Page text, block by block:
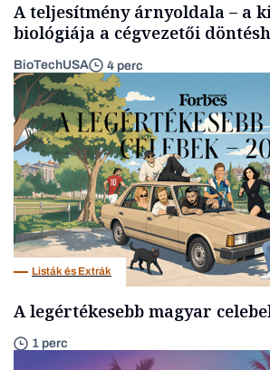
A teljesítmény árnyoldala – a
biológiája a cégvezetői
BioTechUSA 4 perc
Listák és Extrák
A legértékesebb magyar
1 perc